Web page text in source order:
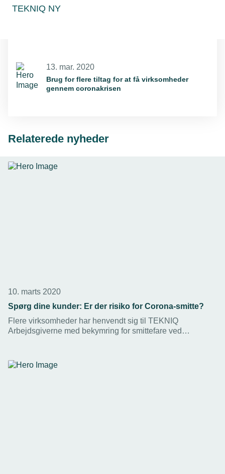
TEKNIQ NY11. mar. 2020
13. mar. 2020
Brug for flere tiltag for at få virksomheder
gennem coronakrisen
Relaterede nyheder
10. marts 2020
Spørg dine kunder: Er der risiko for Corona-smitte?
Flere virksomheder har henvendt sig til TEKNIQ
Arbejdsgiverne med bekymring for smittefare ved